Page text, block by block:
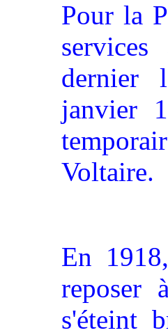
Pour la
dernier
janvier
Voltaire.
En
reposer
s'éteint